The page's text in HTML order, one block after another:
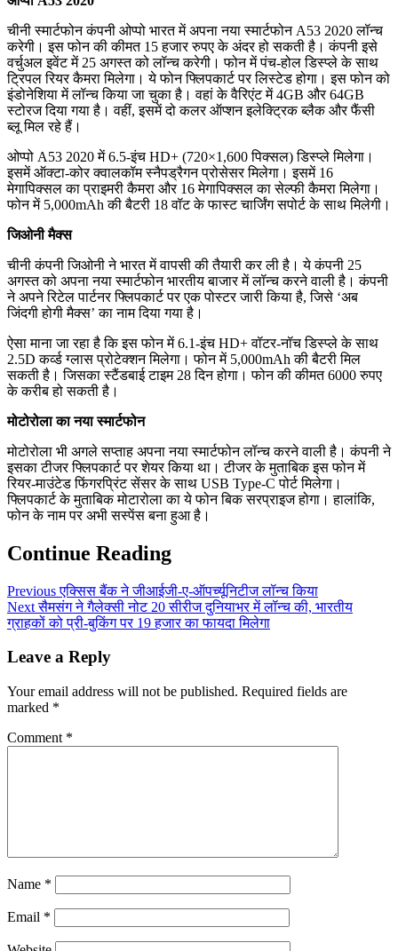
चीनी स्मार्टफोन कंपनी ओप्पो भारत में अपना नया स्मार्टफोन A53 2020 लॉन्च
करेगी। इस फोन की कीमत 15 हजार रुपए के अंदर हो सकती है। कंपनी इसे
वर्चुअल इवेंट में 25 अगस्त को लॉन्च करेगी। फोन में पंच-होल डिस्प्ले के साथ
ट्रिपल रियर कैमरा मिलेगा। ये फोन फ्लिपकार्ट पर लिस्टेड होगा। इस फोन को
इंडोनेशिया में लॉन्च किया जा चुका है। वहां के वैरिएंट में 4GB और 64GB
स्टोरज दिया गया है। वहीं, इसमें दो कलर ऑप्शन इलेक्ट्रिक ब्लैक और फैंसी
ब्लू मिल रहे हैं।
ओप्पो A53 2020 में 6.5-इंच HD+ (720×1,600 पिक्सल) डिस्प्ले मिलेगा।
इसमें ऑक्टा-कोर क्वालकॉम स्नैपड्रैगन प्रोसेसर मिलेगा। इसमें 16
मेगापिक्सल का प्राइमरी कैमरा और 16 मेगापिक्सल का सेल्फी कैमरा मिलेगा।
फोन में 5,000mAh की बैटरी 18 वॉट के फास्ट चार्जिंग सपोर्ट के साथ मिलेगी।
जिओनी मैक्स
चीनी कंपनी जिओनी ने भारत में वापसी की तैयारी कर ली है। ये कंपनी 25
अगस्त को अपना नया स्मार्टफोन भारतीय बाजार में लॉन्च करने वाली है। कंपनी
ने अपने रिटेल पार्टनर फ्लिपकार्ट पर एक पोस्टर जारी किया है, जिसे ‘अब
जिंदगी होगी मैक्स’ का नाम दिया गया है।
ऐसा माना जा रहा है कि इस फोन में 6.1-इंच HD+ वॉटर-नॉच डिस्प्ले के साथ
2.5D कर्व्ड ग्लास प्रोटेक्शन मिलेगा। फोन में 5,000mAh की बैटरी मिल
सकती है। जिसका स्टैंडबाई टाइम 28 दिन होगा। फोन की कीमत 6000 रुपए
के करीब हो सकती है।
मोटोरोला का नया स्मार्टफोन
मोटोरोला भी अगले सप्ताह अपना नया स्मार्टफोन लॉन्च करने वाली है। कंपनी ने
इसका टीजर फ्लिपकार्ट पर शेयर किया था। टीजर के मुताबिक इस फोन में
रियर-माउंटेड फिंगरप्रिंट सेंसर के साथ USB Type-C पोर्ट मिलेगा।
फ्लिपकार्ट के मुताबिक मोटारोला का ये फोन बिक सरप्राइज होगा। हालांकि,
फोन के नाम पर अभी सस्पेंस बना हुआ है।
Continue Reading
Previousएक्सिस बैंक ने जीआईजी-ए-ऑपर्च्‍यूनिटीज लॉन्‍च किया
Nextसैमसंग ने गैलेक्सी नोट 20 सीरीज दुनियाभर में लॉन्च की, भारतीय
ग्राहकों को प्री-बुकिंग पर 19 हजार का फायदा मिलेगा
Leave a Reply
Your email address will not be published. Required fields are
marked *
Comment *
Name *
Email *